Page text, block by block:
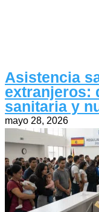
Asistencia
extranjeros:
sanitaria y
mayo 28, 2026